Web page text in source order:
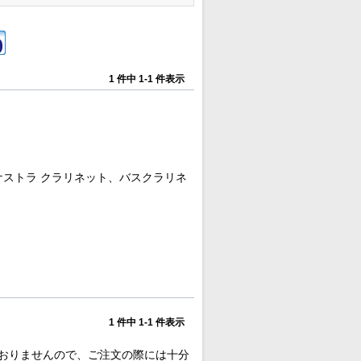
1 件中 1-1 件表示
トラ クラリネット、バスクラリネ
1 件中 1-1 件表示
りませんので、ご注文の際には十分